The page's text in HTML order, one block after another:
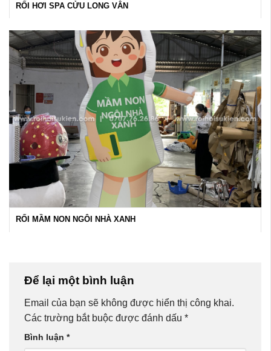
RỐI HƠI SPA CỬU LONG VÂN
RỐI MẦM NON NGÔI NHÀ XANH
Để lại một bình luận
Email của bạn sẽ không được hiển thị công khai.
Các trường bắt buộc được đánh dấu *
Bình luận *